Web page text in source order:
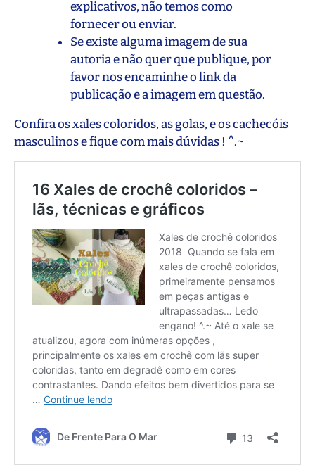
explicativos, não temos como
fornecer ou enviar.
Se existe alguma imagem de sua
autoria e não quer que publique, por
favor nos encaminhe o link da
publicação e a imagem em questão.
Confira os xales coloridos, as golas, e os cachecóis
masculinos e fique com mais dúvidas ! ^.~